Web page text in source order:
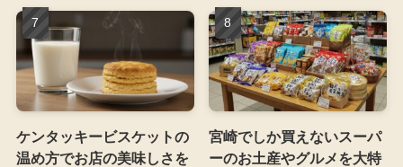
ケンタッキービスケットの
温め方でお店の美味しさを
宮崎でしか買えないスーパ
ーのお土産やグルメを大特